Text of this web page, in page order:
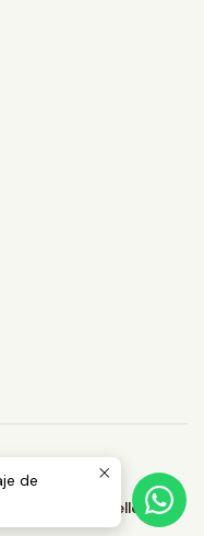
por Jumpseller.
de